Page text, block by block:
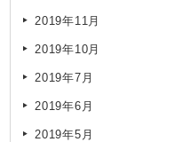
2019年11月
2019年10月
2019年7月
2019年6月
2019年5月